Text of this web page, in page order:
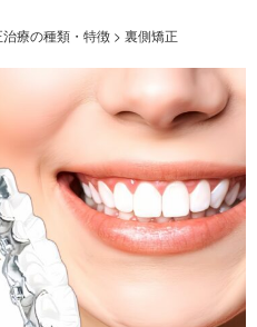
療の種類・特徴> 裏側矯正